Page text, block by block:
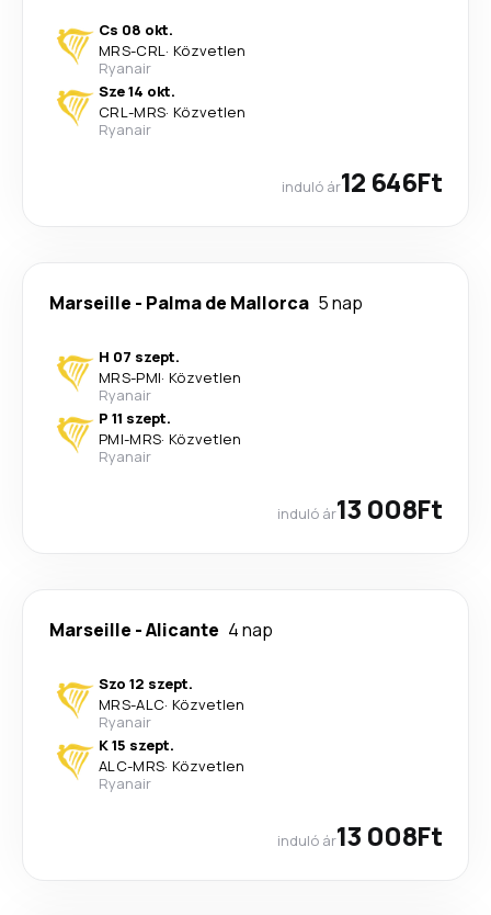
Cs 08 okt.
MRS-CRL· Közvetlen
Ryanair
Sze 14 okt.
CRL-MRS· Közvetlen
Ryanair
induló ár12 646Ft
Marseille - Palma de Mallorca 5 nap
H 07 szept.
MRS-PMI· Közvetlen
Ryanair
P 11 szept.
PMI-MRS· Közvetlen
Ryanair
induló ár13 008Ft
Marseille -Alicante 4 nap
Szo 12 szept.
MRS-ALC· Közvetlen
Ryanair
K 15 szept.
ALC-MRS· Közvetlen
Ryanair
induló ár13 008Ft